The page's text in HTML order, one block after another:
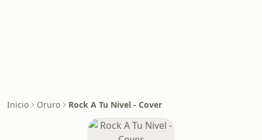
Inicio Oruro Rock A Tu Nivel - Cover